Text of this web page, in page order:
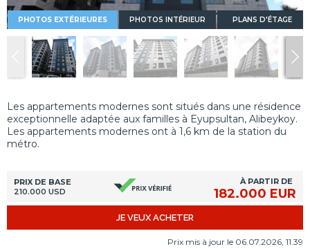
PHOTOS EXTÉRIEURES PHOTOS INTÉRIEUR PLANS D'ÉTAGE
Les appartements modernes sont situés dans une résidence
exceptionnelle adaptée aux familles à Eyupsultan, Alibeykoy.
Les appartements modernes ont à 1,6 km de la station du
métro.
PRIX DE BASE
210.000 USD
À PARTIR DE
182.000 EUR
JE VEUX ACHETER
Prix mis à jour le 06.07.2026, 11.39